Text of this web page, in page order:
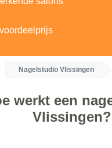
Nagelstudio Vlissingen
werkt een
Vlissingen?